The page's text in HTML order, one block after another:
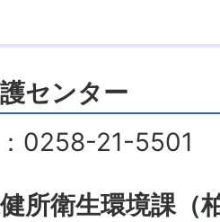
センター
0258-21-5501
所衛生環境課（